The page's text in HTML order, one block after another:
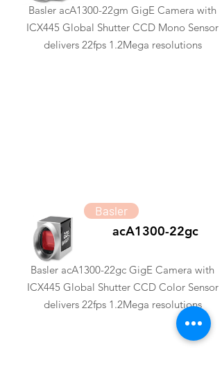
Basler acA1300-22gm GigE Camera with
ICX445 Global Shutter CCD Mono Sensor
delivers 22fps 1.2Mega resolutions
Basler
acA1300-22gc
Basler acA1300-22gc GigE Camera with
ICX445 Global Shutter CCD Color Sensor
delivers 22fps 1.2Mega resolutions